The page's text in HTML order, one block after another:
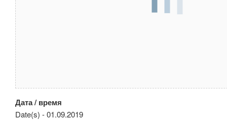
Дата / время
Date(s) - 01.09.2019